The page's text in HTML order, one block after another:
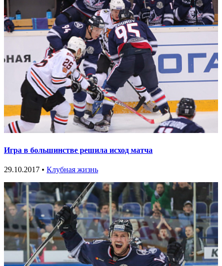
Игра в большинстве решила исход матча
29.10.2017 • Клубная жизнь